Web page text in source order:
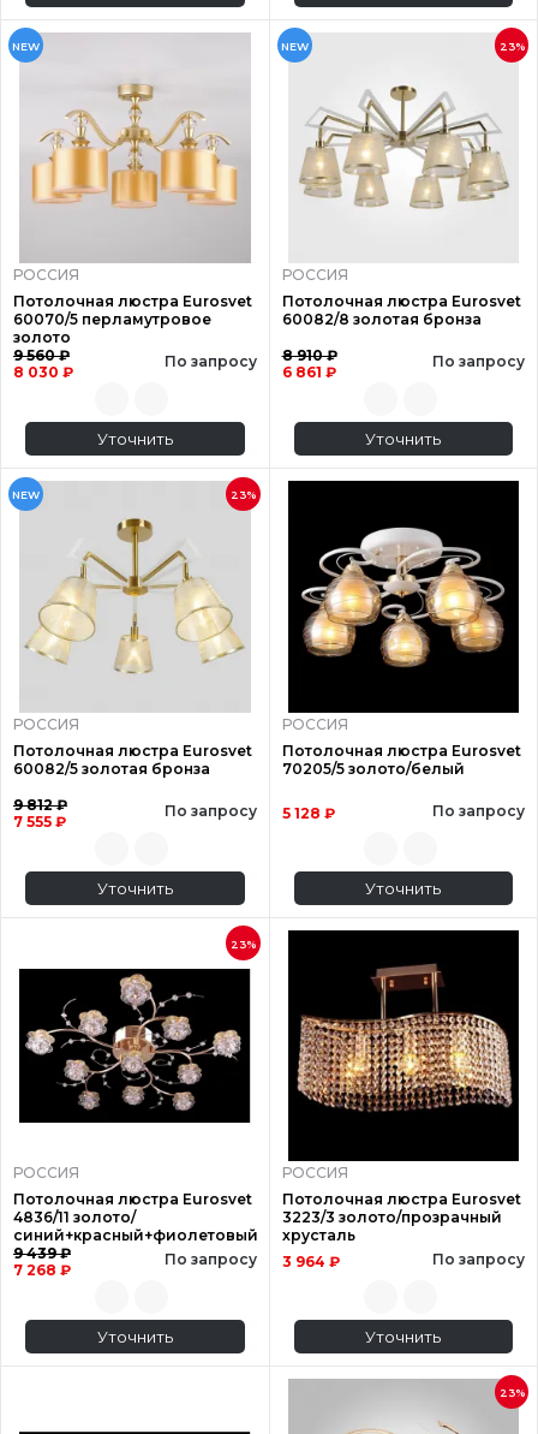
NEW
РОССИЯ
Потолочная люстра Eurosvet
60070/5 перламутровое
золото
9 560 ₽
8 030 ₽
По запросу
Уточнить
NEW 23%
РОССИЯ
Потолочная люстра Eurosvet
60082/8 золотая бронза
8 910 ₽
6 861 ₽
По запросу
Уточнить
NEW 23%
РОССИЯ
Потолочная люстра Eurosvet
60082/5 золотая бронза
9 812 ₽
7 555 ₽
По запросу
Уточнить
РОССИЯ
Потолочная люстра Eurosvet
70205/5 золото/белый
5 128 ₽ По запросу
Уточнить
23%
РОССИЯ
Потолочная люстра Eurosvet
4836/11 золото/
синий+красный+фиолетовый
9 439 ₽
7 268 ₽
По запросу
Уточнить
РОССИЯ
Потолочная люстра Eurosvet
3223/3 золото/прозрачный
хрусталь
3 964 ₽
По запросу
Уточнить
23%